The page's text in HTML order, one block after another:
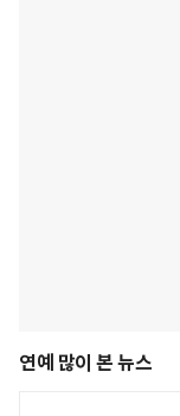
연예 많이 본 뉴스